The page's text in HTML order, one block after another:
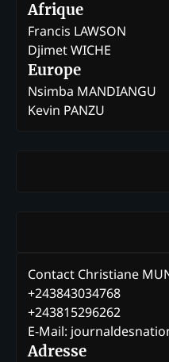
Afrique
Francis LAWSON
Djimet WICHE
Europe
Nsimba MANDIANGU
Kevin PANZU
Contact Christiane
+243843034768
+243815296262
E-Mail:
Adresse